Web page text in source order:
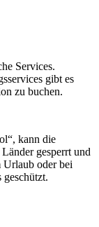
Services.
gibt es
zu buchen.
kann die
gesperrt und
Urlaub oder bei
geschützt.